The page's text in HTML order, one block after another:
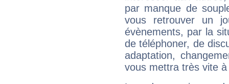
par manque de
vous retrouver un
évènements, par la
de téléphoner, de
adaptation,
vous mettra très vite